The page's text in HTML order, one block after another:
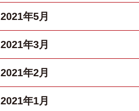
2021年5月
2021年3月
2021年2月
2021年1月